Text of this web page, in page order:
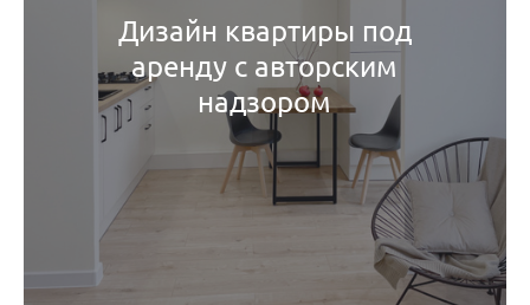
Дизайн квартиры под
аренду с авторским
надзором